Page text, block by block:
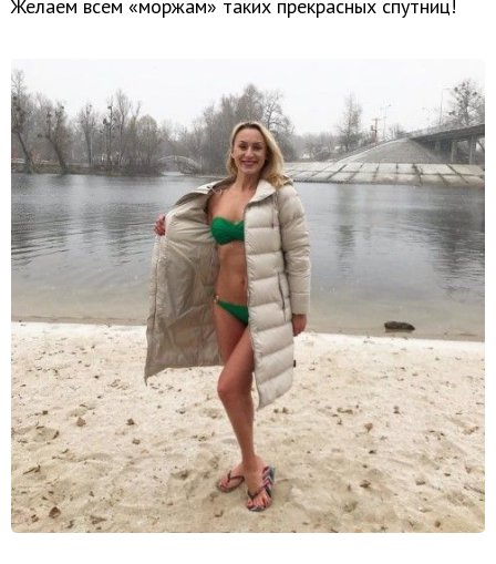
Желаем всем «моржам» таких прекрасных спутниц!